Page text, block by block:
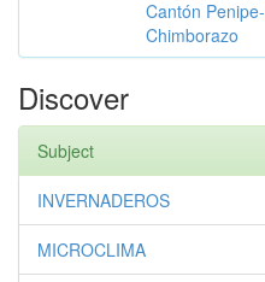
Cantón Penipe-
Chimborazo
Discover
Subject
INVERNADEROS
MICROCLIMA